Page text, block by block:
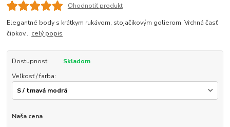
Ohodnotiť produkt
Elegantné body s krátkym rukávom, stojačikovým golierom. Vrchná časť
čipkov... celý popis
Dostupnosť:
Skladom
Veľkosť / farba:
Naša cena